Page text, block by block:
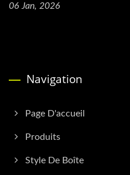
06 Jan, 2026
Navigation
Page D'accueil
Produits
Style De Boîte